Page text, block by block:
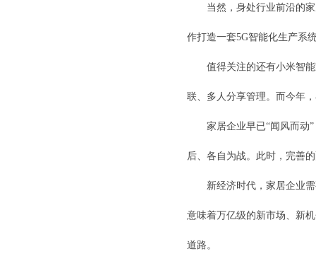
当然，身处行业前沿的
作打造一套5G智能化生产系
值得关注的还有小米智
联、多人分享管理。而今年
家居企业早已“闻风而动
后、各自为战。此时，完善
新经济时代，家居企业
意味着万亿级的新市场、新
道路。